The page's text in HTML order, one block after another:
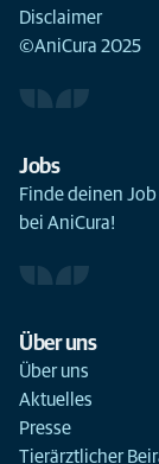
Disclaimer
©AniCura 2025
Jobs
Finde deinen
bei AniCura!
Über uns
Über uns
Aktuelles
Presse
Tierärztlicher